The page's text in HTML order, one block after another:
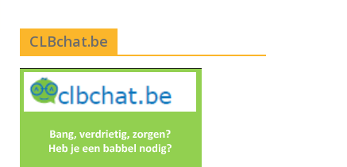
CLBchat.be